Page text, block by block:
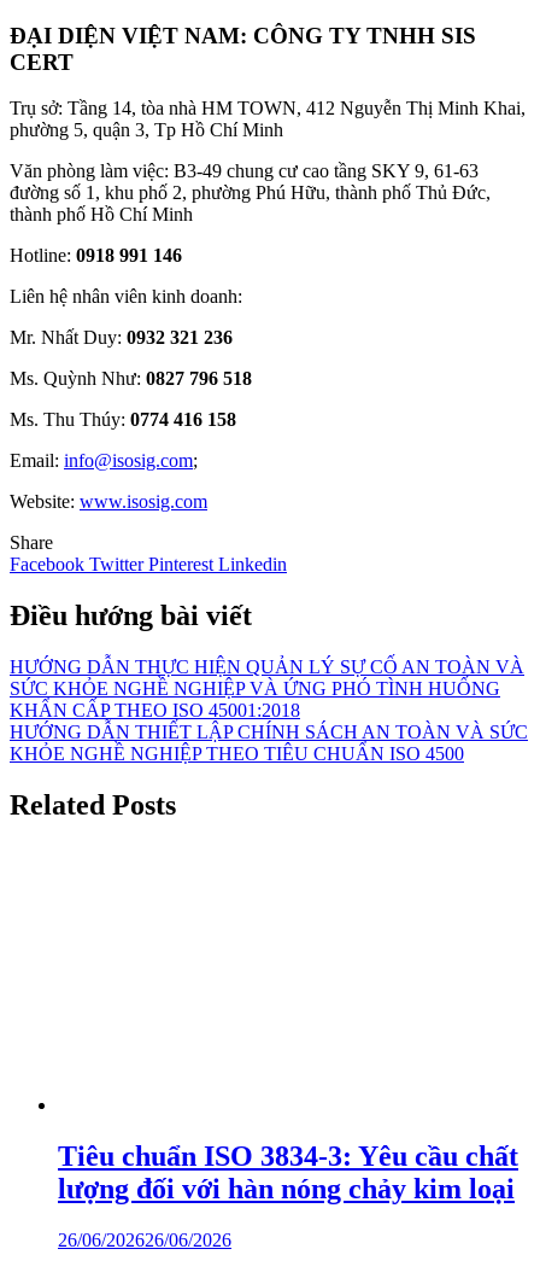
ĐẠI DIỆN VIỆT NAM: CÔNG TY TNHH SIS
CERT
Trụ sở: Tầng 14, tòa nhà HM TOWN, 412 Nguyễn Thị Minh Khai,
phường 5, quận 3, Tp Hồ Chí Minh
Văn phòng làm việc: B3-49 chung cư cao tầng SKY 9, 61-63
đường số 1, khu phố 2, phường Phú Hữu, thành phố Thủ Đức,
thành phố Hồ Chí Minh
Hotline: 0918 991 146
Liên hệ nhân viên kinh doanh:
Mr. Nhất Duy: 0932 321 236
Ms. Quỳnh Như: 0827 796 518
Ms. Thu Thúy: 0774 416 158
Email: info@isosig.com;
Website: www.isosig.com
Share
Facebook TwitterPinterest Linkedin
Điều hướng bài viết
HƯỚNG DẪN THỰC HIỆN QUẢN LÝ SỰ CỐ AN TOÀN VÀ
SỨC KHỎE NGHỀ NGHIỆP VÀ ỨNG PHÓ TÌNH HUỐNG
KHẨN CẤP THEO ISO 45001:2018
HƯỚNG DẪN THIẾT LẬP CHÍNH SÁCH AN TOÀN VÀ SỨC
KHỎE NGHỀ NGHIỆP THEO TIÊU CHUẨN ISO 4500
Related Posts
Tiêu chuẩn ISO 3834-3: Yêu cầu chất
lượng đối với hàn nóng chảy kim loại
26/06/202626/06/2026